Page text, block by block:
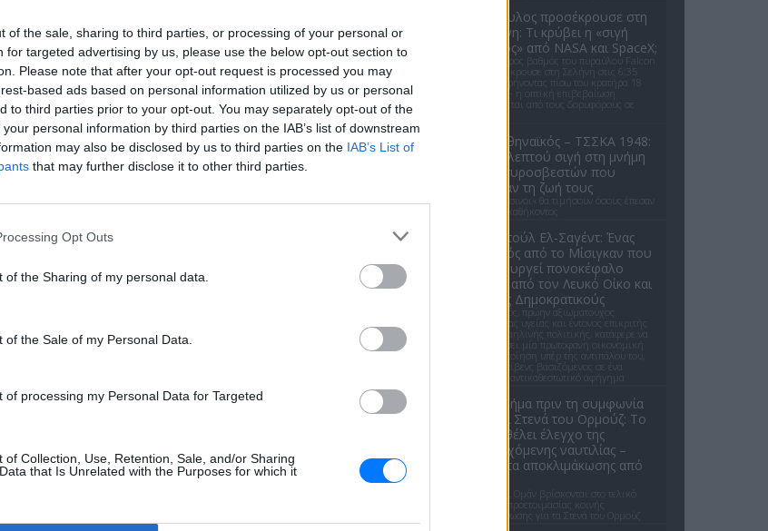
of the sale, sharing to third parties, or processing of your personal or
for targeted advertising by us, please use the below opt-out section to
Please note that after your opt-out request is processed you may
based ads based on personal information utilized by us or personal
to third parties prior to your opt-out. You may separately opt-out of the
personal information by third parties on the IAB’s list of downstream
may also be disclosed by us to third parties on the IAB’s List of
that may further disclose it to other third parties.
Opt Outs
of the Sharing of my personal data.
of the Sale of my Personal Data.
of processing my Personal Data for Targeted
of Collection, Use, Retention, Sale, and/or Sharing
that Is Unrelated with the Purposes for which it
ενήλικα εντοπίστηκε ένα ανήλικο παιδί, 13
Τούμπας στη Θεσσαλονίκη με αποτέλεσμα τη
Ιράκ, για έκθεση ανηλίκου σε κίνδυνο.
ειδοποίησε τις Αρχές. Αστυνομικοί του Τμήματος
- Τριανδρίας προχώρησαν στη διερεύνηση
μητέρας.
δικογραφία, ενώ το παιδί παραδόθηκε και
μέχρι την ολοκλήρωση των προβλεπόμενων
article/1833764/thessaloniki-aniliko-paidi-vrethike-na-
klaiei-avoithito-sto-dromo-sunelifthi-i-mitera-tou/
Πύραυλος προσέκρουσε στη
Σελήνη: Τι κρύβει η «σιγή
ιχθύος» από NASA και SpaceX;
Ο δεύτερος βαθμός του πυραύλου Falcon
9 προσέκρουσε στη Σελήνη στις 6:35
GMT, αφήνοντας πίσω του κρατήρα 18
μέτρων - η οπτική επιβεβαίωση
αναμένεται από τους δορυφόρους σε
Παναθηναϊκός – ΤΣΣΚΑ 1948:
Ενός λεπτού σιγή στη μνήμη
των πυροσβεστών που
έχασαν τη ζωή τους
Οι «πράσινοι« θα τιμήσουν όσους έπεσαν
εν ώρα καθήκοντος
Αμπντούλ Ελ-Σαγέντ: Ένας
γιατρός από το Μίσιγκαν που
δημιουργεί πονοκέφαλο
εκτός από τον Λευκό Οίκο και
στους Δημοκρατικούς
Ο γιατρός, πρώην αξιωματούχος
δημόσιας υγείας και έντονος επικριτής
της ισραηλινής πολιτικής, κατάφερε να
ξεπεράσει μία πρωτοφανή οικονομική
κινητοποίηση υπέρ της αντιπάλου του,
Χέιλι Στίβενς βασιζόμενος σε ένα
καθαρά αντικαθεστωτικό αφήγημα
Ένα βήμα πριν τη συμφωνία
για τα Στενά του Ορμούζ: Το
Ιράν θέλει έλεγχο της
εισερχόμενης ναυτιλίας –
Βήματα αποκλιμάκωσης από
Ιράν και Ομάν βρίσκονται στο τελικό
στάδιο προετοιμασίας κοινής
ανακοίνωσης για τα Στενά του Ορμούζ